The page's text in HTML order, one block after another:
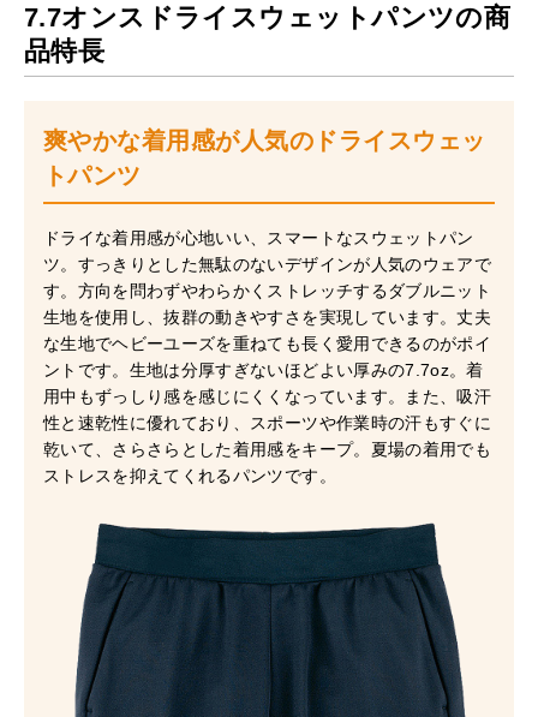
7.7オンスドライスウェットパンツの商
品特長
爽やかな着用感が人気のドライスウェッ
トパンツ
ドライな着用感が心地いい、スマートなスウェットパン
ツ。すっきりとした無駄のないデザインが人気のウェアで
す。方向を問わずやわらかくストレッチするダブルニット
生地を使用し、抜群の動きやすさを実現しています。丈夫
な生地でヘビーユーズを重ねても長く愛用できるのがポイ
ントです。生地は分厚すぎないほどよい厚みの7.7oz。着
用中もずっしり感を感じにくくなっています。また、吸汗
性と速乾性に優れており、スポーツや作業時の汗もすぐに
乾いて、さらさらとした着用感をキープ。夏場の着用でも
ストレスを抑えてくれるパンツです。